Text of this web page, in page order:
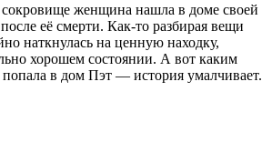
женщина нашла в доме своей
её смерти. Как-то разбирая вещи
наткнулась на ценную находку,
хорошем состоянии. А вот каким
попала в дом Пэт — история умалчивает.